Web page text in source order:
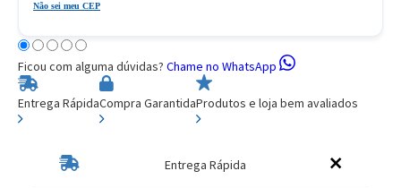
Não sei meu CEP
Ficou com alguma dúvidas? Chame no WhatsApp
Entrega RápidaCompra GarantidaProdutos e loja bem avaliados
Entrega Rápida